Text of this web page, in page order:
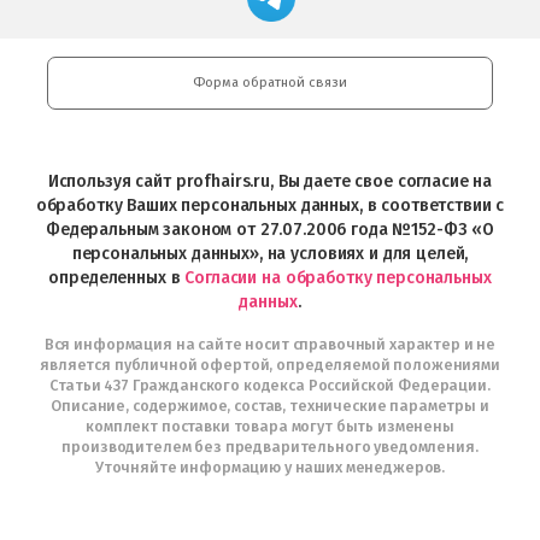
Play
профессиональной
Professional
и
Интернет-
Telegram
Форма обратной связи
Используя сайт profhairs.ru, Вы даете свое согласие на
обработку Ваших персональных данных, в соответствии с
Федеральным законом от 27.07.2006 года №152-ФЗ «О
персональных данных», на условиях и для целей,
определенных в Согласии на обработку персональных
данных.
Вся информация на сайте носит справочный характер и не
является публичной офертой, определяемой положениями
Статьи 437 Гражданского кодекса Российской Федерации.
Описание, содержимое, состав, технические параметры и
комплект поставки товара могут быть изменены
производителем без предварительного уведомления.
Уточняйте информацию у наших менеджеров.